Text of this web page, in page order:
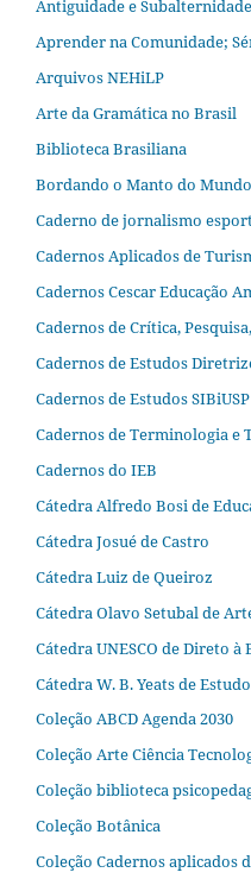
Antiguidade e Subalternidade
Aprender na Comunidade;
Arquivos NEHiLP
Arte da Gramática no Brasil
Biblioteca Brasiliana
Bordando o Manto do Mundo
Caderno de jornalismo
Cadernos Aplicados de
Cadernos Cescar Educação
Cadernos de Crítica,
Cadernos de Estudos
Cadernos de Estudos SIBiUSP
Cadernos de Terminologia e
Cadernos do IEB
Cátedra Alfredo Bosi de
Cátedra Josué de Castro
Cátedra Luiz de Queiroz
Cátedra Olavo Setubal de
Cátedra UNESCO de Direto à
Cátedra W. B. Yeats de
Coleção ABCD Agenda 2030
Coleção Arte Ciência
Coleção biblioteca
Coleção Botânica
Coleção Cadernos aplicados